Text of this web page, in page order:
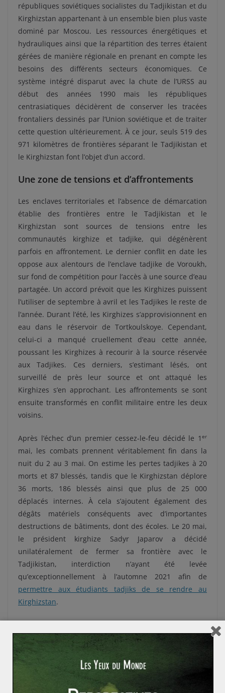
républiques soviétiques socialistes du Tadjikistan et du
Kirghizstan appartenant à un ensemble bien plus vaste
dominé par Moscou. Les ressources énergétiques et
hydrauliques ainsi que la répartition des terres étaient
gérées de manière régionale en prenant en compte les
besoins des différents secteurs économiques. Ce
système intégré disparut avec la chute de l’URSS au
début des années 1990 mais les républiques
centrasiatiques décidèrent de conserver les tracées
frontaliers dessinés par l’Union soviétique et de traiter
cette question ultérieurement. À ce jour, seuls 519 des
971 kilomètres de frontières séparant le Tadjikistan et
le Kirghizstan font l’objet d’un accord.
Une zone de tensions et d’affrontements
Les enclaves territoriales et l’absence de démarcation
établie des frontières entre le Tadjikistan et le
Kirghizstan sont sources de tensions entre les
communautés kirghize et tadjike, qui dégénèrent
parfois en affrontement. Le dernier conflit en date les
oppose aux alentours de l’enclave tadjike de Voroukh,
sur fond de compétition pour l’accès à une source d’eau
partagée. Un accord prévoit que les Kirghizes puissent
l’utiliser de septembre à avril et les Tadjikes le reste de
l’année. Durant l’été, les Kirghizes s’approvisionnent en
eau dans le réservoir de Tortkoulskoye. Cependant,
celui-ci a manqué cruellement d’eau cette année,
poussant les Kirghizes à recourir à la source réservée
aux Tadjikes. Ces derniers, s’estimant lésés, ont
surveillé de près leur source et ont attaqué les
Kirghizes s’en approchant. Les affrontements se sont
ensuite transformés en conflit militaire entre les deux
voisins.
Après l’échec d’un premier cessez-le-feu décidé le 1 er
mai, les combats prennent véritablement fin dans la
nuit du 2 au 3 mai. On estime les pertes tadjikes à 20
morts et 87 blessés, tandis que le Kirghizstan déplore
36 morts, 186 blessés ainsi que plus de 25 000
déplacés internes. À cela s’ajoutent également des
dégâts matériels conséquents avec d’importantes
destructions de bâtiments, dont des écoles. Le 20 mai,
le président kirghize Sadyr Japarov a décidé
unilatéralement de fermer sa frontière avec le
Tadjikistan, interdiction n’ayant été levée
qu’exceptionnellement à l’automne 2021 afin de
permettre aux étudiants tadjiks de se rendre au
Kirghizstan.
Des avancés limitées
Fin juin, Sadyr Japarov s’est rendu à Douchanbé où il
s’est entretenu avec son homologue tadjik, Emomali
Rahmon. Le communiqué commun publié à l’issue de
cette réunion met en avant les liens historiques et